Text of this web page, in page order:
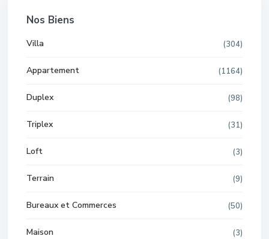
Nos Biens
Villa (304)
Appartement (1164)
Duplex (98)
Triplex (31)
Loft (3)
Terrain (9)
Bureaux et Commerces (50)
Maison (3)